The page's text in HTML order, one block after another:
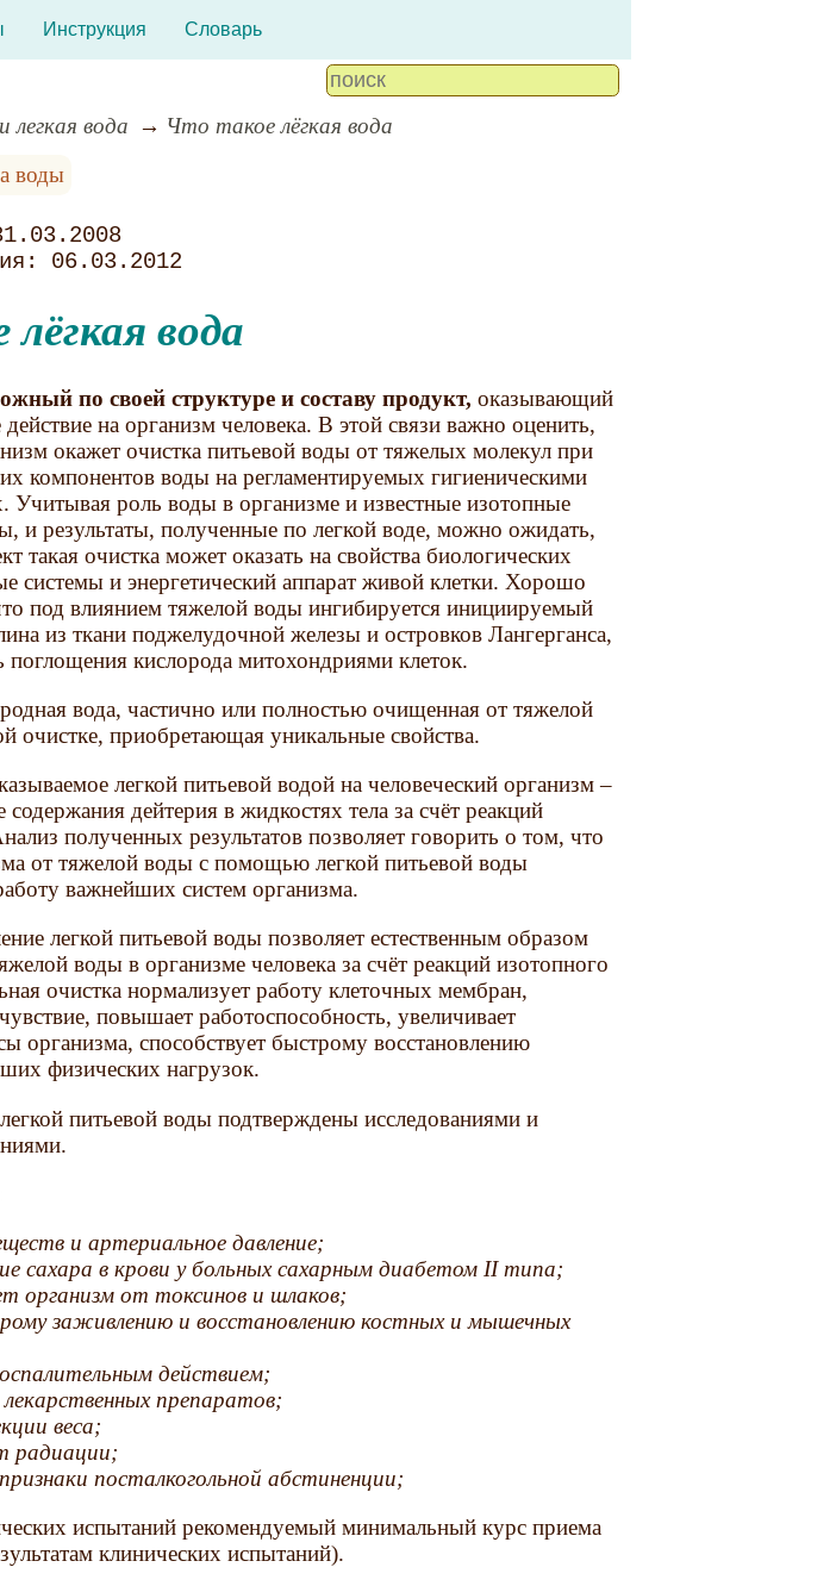
Инструкция Словарь
легкая вода
Что такое лёгкая вода
воды
06.03.2012
лёгкая вода
по своей структуре и составу продукт, оказывающий
на организм человека. В этой связи важно оценить,
окажет очистка питьевой воды от тяжелых молекул при
компонентов воды на регламентируемых гигиеническими
Учитывая роль воды в организме и известные изотопные
и результаты, полученные по легкой воде, можно ожидать,
такая очистка может оказать на свойства биологических
системы и энергетический аппарат живой клетки. Хорошо
под влиянием тяжелой воды ингибируется инициируемый
из ткани поджелудочной железы и островков Лангерганса,
поглощения кислорода митохондриями клеток.
вода, частично или полностью очищенная от тяжелой
очистке, приобретающая уникальные свойства.
легкой питьевой водой на человеческий организм –
содержания дейтерия в жидкостях тела за счёт реакций
полученных результатов позволяет говорить о том, что
от тяжелой воды с помощью легкой питьевой воды
важнейших систем организма.
легкой питьевой воды позволяет естественным образом
воды в организме человека за счёт реакций изотопного
очистка нормализует работу клеточных мембран,
повышает работоспособность, увеличивает
организма, способствует быстрому восстановлению
физических нагрузок.
питьевой воды подтверждены исследованиями и
и артериальное давление;
сахара в крови у больных сахарным диабетом II типа;
организм от токсинов и шлаков;
заживлению и восстановлению костных и мышечных
действием;
препаратов;
веса;
радиации;
посталкогольной абстиненции;
испытаний рекомендуемый минимальный курс приема
клинических испытаний).